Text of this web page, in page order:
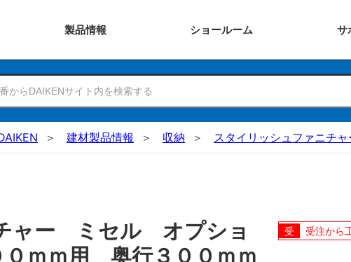
製品情報 ショールーム サ
建材製品情報 収納 スタイリッシュファニチャ
ャー ミセル オプショ
ｍｍ用 奥行３００ｍｍ
受注から